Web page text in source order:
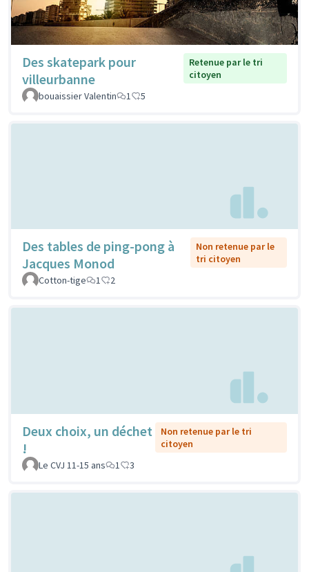
Des skatepark pour
villeurbanne
Retenue par le tri
citoyen
bouaissier Valentin
1 5
Des tables de ping-pong à
Jacques Monod
Non retenue par le
tri citoyen
Cotton-tige
1 2
Deux choix, un déchet
!
Non retenue par le tri
citoyen
Le CVJ 11-15 ans
1 3